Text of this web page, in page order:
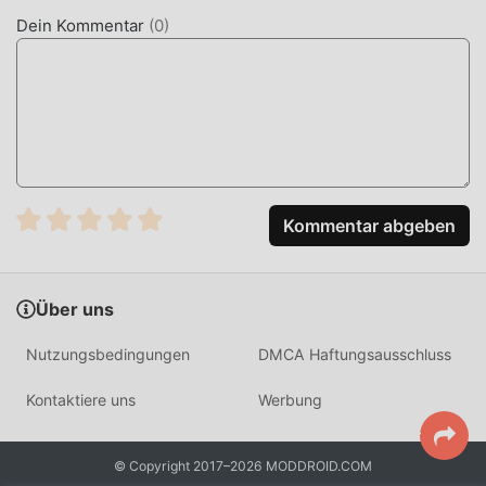
Somnium Eleven 1.1.20 mit einem Klick herunterladen und
installieren. Worauf wartest du, lade Moddroid herunter
sein einzigartiges Gameplay geholfen, eine große Anzahl
von Fans auf der ganzen Welt zu gewinnen. Im Gegensatz
zu herkömmlichen simulation-Spielen müssen Sie in
und die Freude genießen können, die die klassischen
Gleichzeitig hat moddroid speziell eine Plattform für
simulation-Spieleliebhaber aufgebaut, die es Ihnen
ermöglicht, mit allen simulation-Spieleliebhabern auf der
ganzen Welt zu kommunizieren und zu teilen, worauf Sie
warten, sich moddroid anzuschließen und das zu genießen
Dein Kommentar (0)
Kommentar abgeben
Über uns
Nutzungsbedingungen DMCA Haftungsausschluss
Kontaktiere uns Werbung
© Copyright 2017–2026 MODDROID.COM